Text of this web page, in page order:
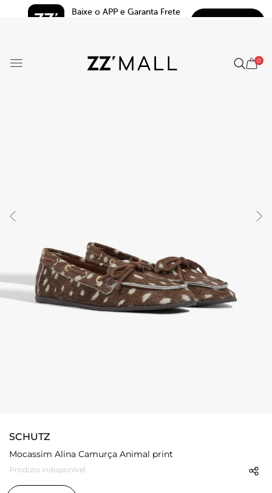
Baixe o APP e Garanta Frete
0
SCHUTZ
Mocassim Alina Camurça Animal print
Produto indisponível